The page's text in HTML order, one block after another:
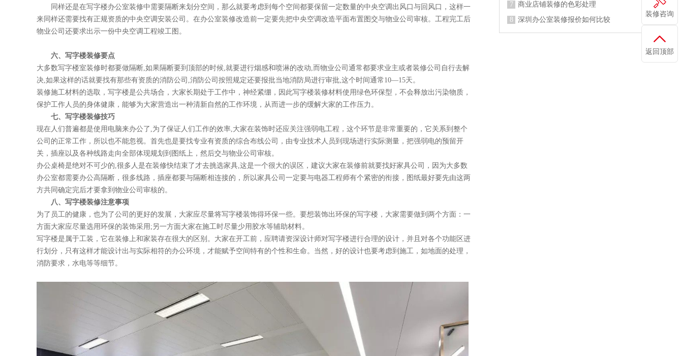
同样还是在写字楼办公室装修中需要隔断来划分空间，那么就要考虑到每个空间都要保留一定数量的中央空调出风口与回风口，这样一
来同样还需要找有正规资质的中央空调安装公司。在办公室装修改造前一定要先把中央空调改造平面布置图交与物业公司审核。工程完工后
物业公司还要求出示一份中央空调工程竣工图。
六、写字楼装修要点
大多数写字楼室装修时都要做隔断,如果隔断要到顶部的时候,就要进行烟感和喷淋的改动,而物业公司通常都要求业主或者装修公司自行去解
决,如果这样的话就要找有那些有资质的消防公司,消防公司按照规定还要报批当地消防局进行审批,这个时间通常10—15天。
装修施工材料的选取，写字楼是公共场合，大家长期处于工作中，神经紧绷，因此写字楼装修材料使用绿色环保型，不会释放出污染物质，
保护工作人员的身体健康，能够为大家营造出一种清新自然的工作环境，从而进一步的缓解大家的工作压力。
七、写字楼装修技巧
现在人们普遍都是使用电脑来办公了,为了保证人们工作的效率,大家在装饰时还应关注强弱电工程，这个环节是非常重要的，它关系到整个
公司的正常工作，所以也不能忽视。首先也是要找专业有资质的综合布线公司，由专业技术人员到现场进行实际测量，把强弱电的预留开
关，插座以及各种线路走向全部体现规划到图纸上，然后交与物业公司审核。
办公桌椅是绝对不可少的,很多人是在装修快结束了才去挑选家具,这是一个很大的误区，建议大家在装修前就要找好家具公司，因为大多数
办公室都需要办公高隔断，很多线路，插座都要与隔断相连接的，所以家具公司一定要与电器工程师有个紧密的衔接，图纸最好要先由这两
方共同确定完后才要拿到物业公司审核的。
八、写字楼装修注意事项
为了员工的健康，也为了公司的更好的发展，大家应尽量将写字楼装饰得环保一些。要想装饰出环保的写字楼，大家需要做到两个方面：一
方面大家应尽量选用环保的装饰采用;另一方面大家在施工时尽量少用胶水等辅助材料。
写字楼是属于工装，它在装修上和家装存在很大的区别。大家在开工前，应聘请资深设计师对写字楼进行合理的设计，并且对各个功能区进
行划分，只有这样才能设计出与实际相符的办公环境，才能赋予空间特有的个性和生命。当然，好的设计也要考虑到施工，如地面的处理，
消防要求，水电等等细节。
7
商业店铺装修的色彩处理
8
深圳办公室装修报价如何比较
装修咨询
返回顶部